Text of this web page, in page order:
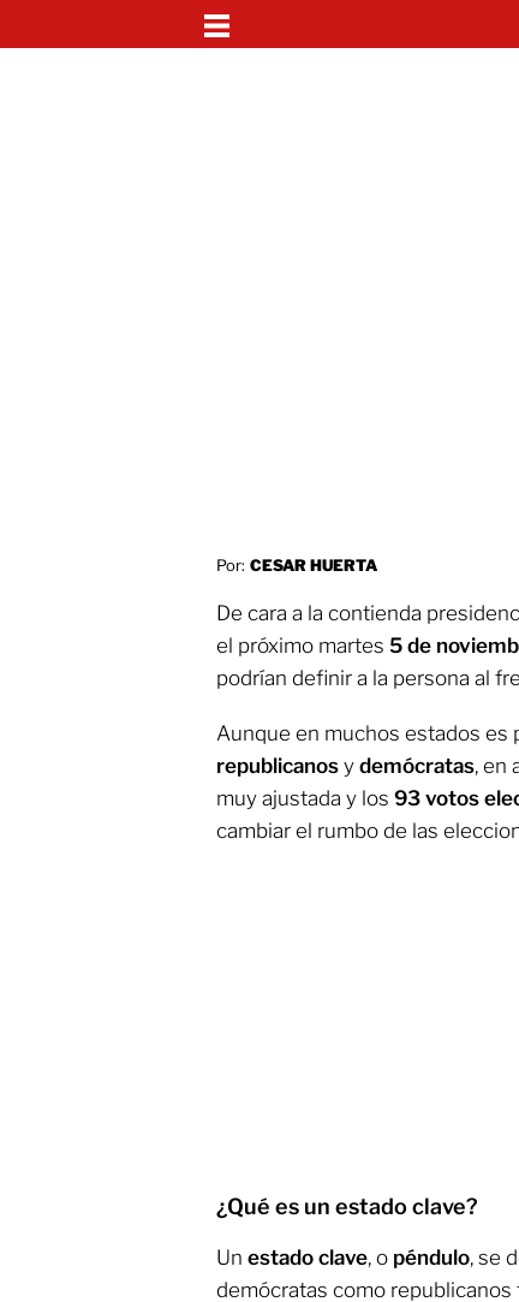
Por: CESAR HUERTA
De cara a la contienda
el próximo martes 5 de
podrían definir a la persona al
Aunque en muchos estados es
republicanos y demócratas, en
muy ajustada y los 93 votos
cambiar el rumbo de las
¿Qué es un estado clave?
Un estado clave, o péndulo, se
demócratas como